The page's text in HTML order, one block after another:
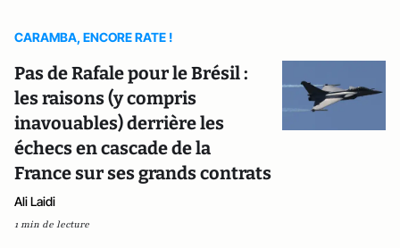
CARAMBA, ENCORE RATE !
Pas de Rafale pour le Brésil :
les raisons (y compris
inavouables) derrière les
échecs en cascade de la
France sur ses grands contrats
Ali Laidi
1 min de lecture